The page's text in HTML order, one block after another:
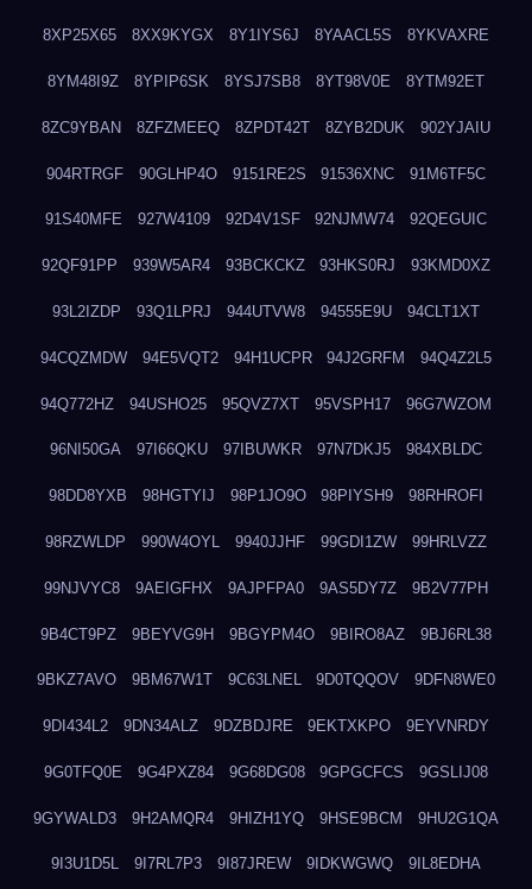
8XP25X65 8XX9KYGX 8Y1IYS6J 8YAACL5S 8YKVAXRE
8YM48I9Z 8YPIP6SK 8YSJ7SB8 8YT98V0E 8YTM92ET
8ZC9YBAN 8ZFZMEEQ 8ZPDT42T 8ZYB2DUK 902YJAIU
904RTRGF 90GLHP4O 9151RE2S 91536XNC 91M6TF5C
91S40MFE 927W4109 92D4V1SF 92NJMW74 92QEGUIC
92QF91PP 939W5AR4 93BCKCKZ 93HKS0RJ 93KMD0XZ
93L2IZDP 93Q1LPRJ 944UTVW8 94555E9U 94CLT1XT
94CQZMDW 94E5VQT2 94H1UCPR 94J2GRFM 94Q4Z2L5
94Q772HZ 94USHO25 95QVZ7XT 95VSPH17 96G7WZOM
96NI50GA 97I66QKU 97IBUWKR 97N7DKJ5 984XBLDC
98DD8YXB 98HGTYIJ 98P1JO9O 98PIYSH9 98RHROFI
98RZWLDP 990W4OYL 9940JJHF 99GDI1ZW 99HRLVZZ
99NJVYC8 9AEIGFHX 9AJPFPA0 9AS5DY7Z 9B2V77PH
9B4CT9PZ 9BEYVG9H 9BGYPM4O 9BIRO8AZ 9BJ6RL38
9BKZ7AVO 9BM67W1T 9C63LNEL 9D0TQQOV 9DFN8WE0
9DI434L2 9DN34ALZ 9DZBDJRE 9EKTXKPO 9EYVNRDY
9G0TFQ0E 9G4PXZ84 9G68DG08 9GPGCFCS 9GSLIJ08
9GYWALD3 9H2AMQR4 9HIZH1YQ 9HSE9BCM 9HU2G1QA
9I3U1D5L 9I7RL7P3 9I87JREW 9IDKWGWQ 9IL8EDHA